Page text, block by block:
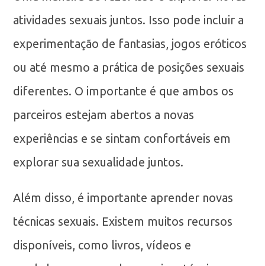
atividades sexuais juntos. Isso pode incluir a
experimentação de fantasias, jogos eróticos
ou até mesmo a prática de posições sexuais
diferentes. O importante é que ambos os
parceiros estejam abertos a novas
experiências e se sintam confortáveis em
explorar sua sexualidade juntos.
Além disso, é importante aprender novas
técnicas sexuais. Existem muitos recursos
disponíveis, como livros, vídeos e